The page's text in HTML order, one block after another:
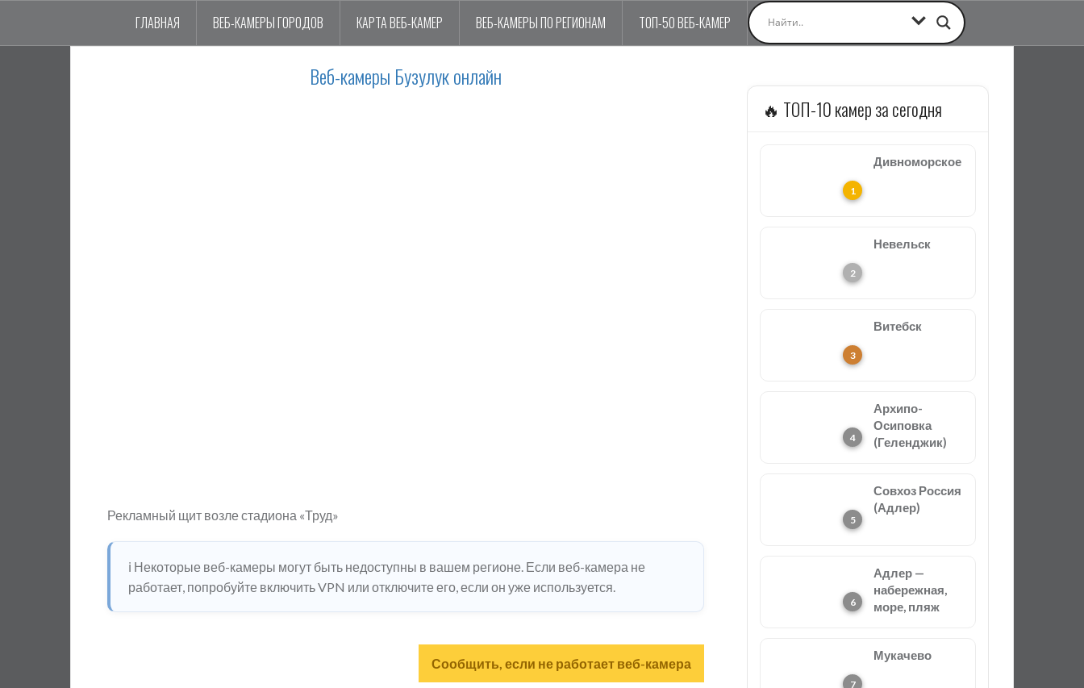
ГЛАВНАЯ ВЕБ-КАМЕРЫ ГОРОДОВ КАРТА ВЕБ-КАМЕР ВЕБ-КАМЕРЫ ПО РЕГИОНАМ ТОП-50 ВЕБ-КАМЕР
Веб-камеры Бузулук онлайн
Рекламный щит возле стадиона «Труд»
ℹ️ Некоторые веб-камеры могут быть недоступны в вашем регионе. Если веб-камера не
работает, попробуйте включить VPN или отключите его, если он уже используется.
Сообщить, если не работает веб-камера
🔥 ТОП-10 камер за сегодня
Дивноморское
Невельск
Витебск
Архипо-
Осиповка
(Геленджик)
Совхоз Россия
(Адлер)
Адлер —
набережная,
море, пляж
Мукачево